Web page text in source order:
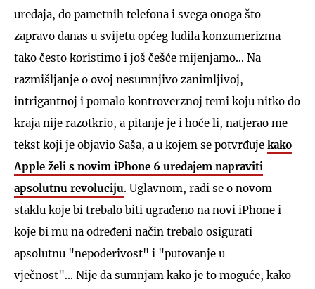
uređaja, do pametnih telefona i svega onoga što
zapravo danas u svijetu općeg ludila konzumerizma
tako često koristimo i još češće mijenjamo... Na
razmišljanje o ovoj nesumnjivo zanimljivoj,
intrigantnoj i pomalo kontroverznoj temi koju nitko do
kraja nije razotkrio, a pitanje je i hoće li, natjerao me
tekst koji je objavio Saša, a u kojem se potvrđuje kako
Apple želi s novim iPhone 6 uređajem napraviti
apsolutnu revoluciju. Uglavnom, radi se o novom
staklu koje bi trebalo biti ugrađeno na novi iPhone i
koje bi mu na određeni način trebalo osigurati
apsolutnu "nepoderivost" i "putovanje u
vječnost"... Nije da sumnjam kako je to moguće, kako